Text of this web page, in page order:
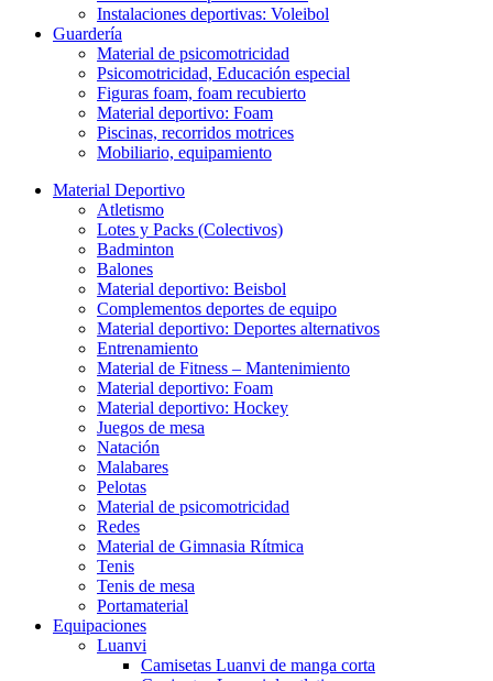
Instalaciones deportivas: Voleibol
Guardería
Material de psicomotricidad
Psicomotricidad, Educación especial
Figuras foam, foam recubierto
Material deportivo: Foam
Piscinas, recorridos motrices
Mobiliario, equipamiento
Material Deportivo
Atletismo
Lotes y Packs (Colectivos)
Badminton
Balones
Material deportivo: Beisbol
Complementos deportes de equipo
Material deportivo: Deportes alternativos
Entrenamiento
Material de Fitness – Mantenimiento
Material deportivo: Foam
Material deportivo: Hockey
Juegos de mesa
Natación
Malabares
Pelotas
Material de psicomotricidad
Redes
Material de Gimnasia Rítmica
Tenis
Tenis de mesa
Portamaterial
Equipaciones
Luanvi
Camisetas Luanvi de manga corta